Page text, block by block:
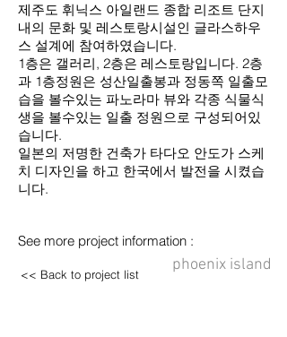
제주도 휘닉스 아일랜드 종합 리조트 단지
내의 문화 및 레스토랑시설인 글라스하우
스 설계에 참여하였습니다.
1층은 갤러리, 2층은 레스토랑입니다. 2층
과 1층정원은 성산일출봉과 정동쪽 일출모
습을 볼수있는 파노라마 뷰와 각종 식물식
생을 볼수있는 일출 정원으로 구성되어있
습니다.
일본의 저명한 건축가 타다오 안도가 스케
치 디자인을 하고 한국에서 발전을 시켰습
니다.
See more project information :
<< Back to project list phoenix island